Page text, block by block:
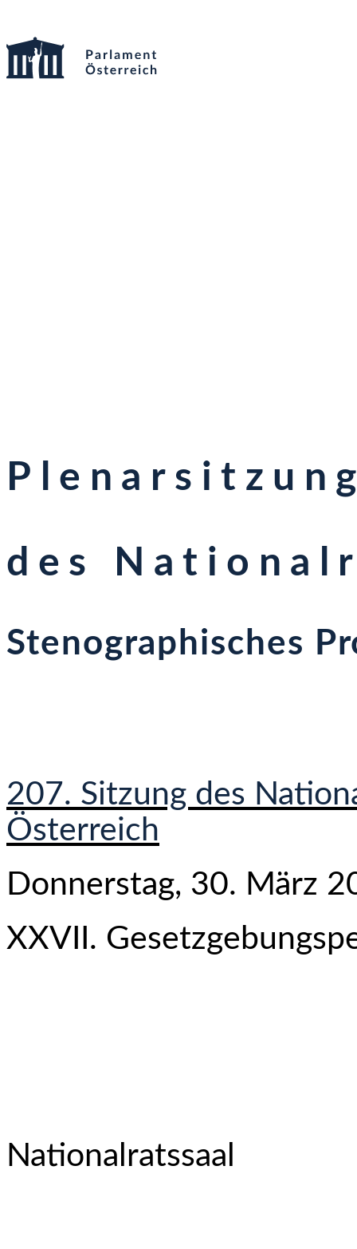
des
Stenographisches
207. Sitzung des
Österreich
Donnerstag, 30. März
XXVII.
Nationalratssaal